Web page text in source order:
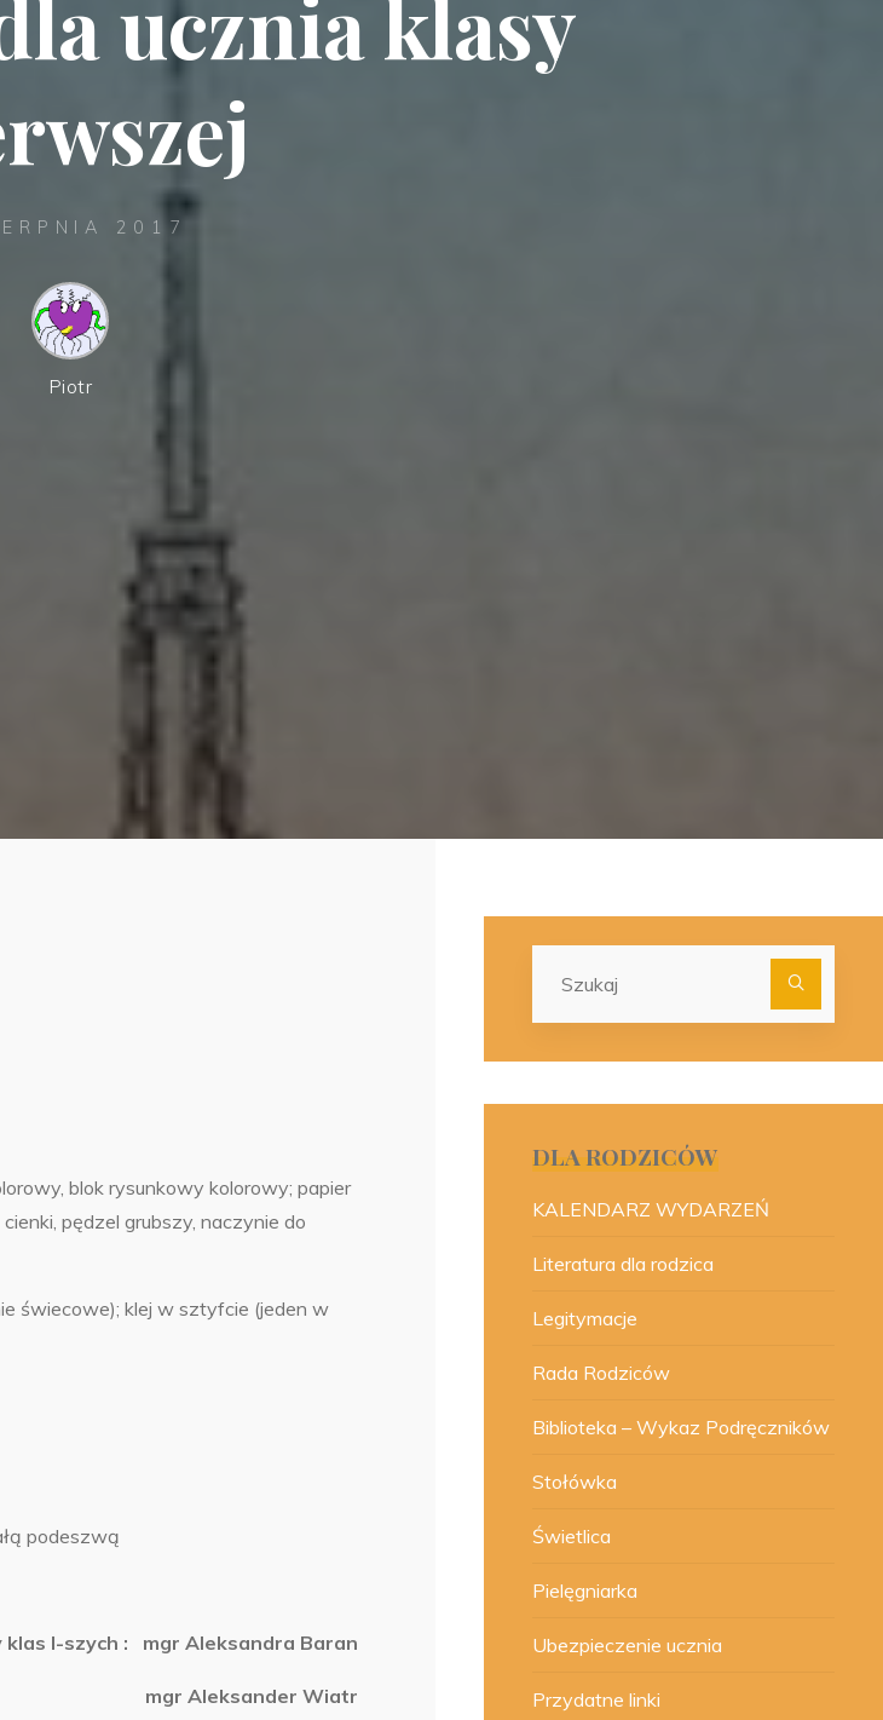
ucznia klasy
2017
Piotr
blok rysunkowy kolorowy; papier
pędzel grubszy, naczynie do
świecowe); klej w sztyfcie (jeden w
podeszwą
klas I-szych : mgr Aleksandra Baran
mgr Aleksander Wiatr
DLA RODZICÓW
KALENDARZ WYDARZEŃ
Literatura dla rodzica
Legitymacje
Rada Rodziców
Biblioteka – Wykaz Podręczników
Stołówka
Świetlica
Pielęgniarka
Ubezpieczenie ucznia
Przydatne linki